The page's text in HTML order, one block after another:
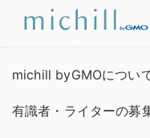
michill byGMOについ
有識者・ライターの募